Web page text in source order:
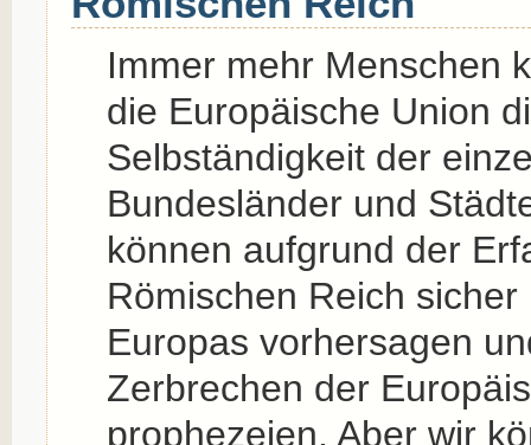
Immer mehr Menschen
die Europäische Union
Selbständigkeit der
Bundesländer und
können aufgrund der
Römischen Reich
Europas vorhersagen
Zerbrechen der
prophezeien. Aber wir